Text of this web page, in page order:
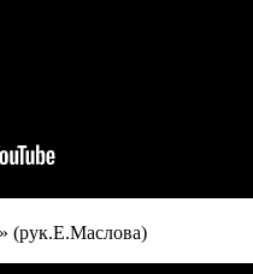
(рук.Е.Маслова)